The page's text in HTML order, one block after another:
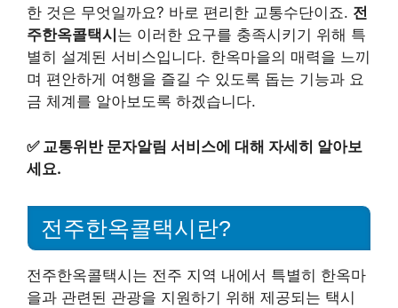
한 것은 무엇일까요? 바로 편리한 교통수단이죠. 전
주한옥콜택시 는 이러한 요구를 충족시키기 위해 특
별히 설계된 서비스입니다. 한옥마을의 매력을 느끼
며 편안하게 여행을 즐길 수 있도록 돕는 기능과 요
금 체계를 알아보도록 하겠습니다.
✅ 교통위반 문자알림 서비스에 대해 자세히 알아보
세요.
전주한옥콜택시란?
전주한옥콜택시는 전주 지역 내에서 특별히 한옥마
을과 관련된 관광을 지원하기 위해 제공되는 택시